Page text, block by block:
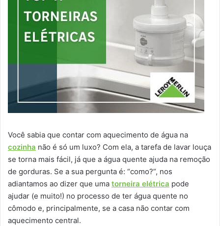
Você sabia que contar com aquecimento de água na
cozinha não é só um luxo? Com ela, a tarefa de lavar louça
se torna mais fácil, já que a água quente ajuda na remoção
de gorduras. Se a sua pergunta é: “como?”, nos
adiantamos ao dizer que uma torneira elétrica pode
ajudar (e muito!) no processo de ter água quente no
cômodo e, principalmente, se a casa não contar com
aquecimento central.